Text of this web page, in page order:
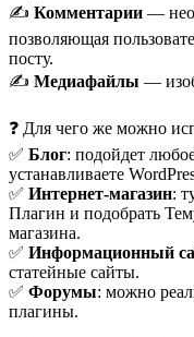
✍️ Комментарии —
позволяющая
посту.
✍️ Медиафайлы —
❓ Для чего же можно
✅ Блог: подойдет
устанавливаете
✅ Интернет-магазин:
Плагин и подобрать
магазина.
✅ Информационный
статейные сайты.
✅ Форумы: можно
плагины.